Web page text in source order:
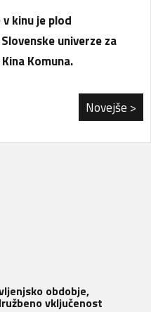
kinu je plod
univerzeza
Komuna.
Novejše >
obdobje,
vključenost